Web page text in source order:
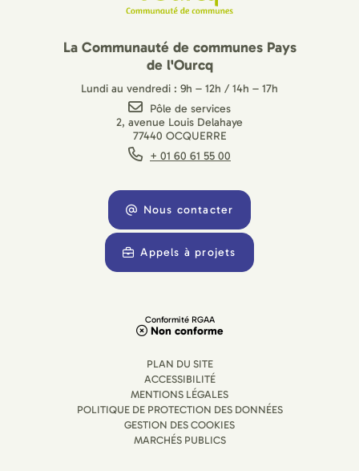
La Communauté de communes Pays
de l'Ourcq
Lundi au vendredi : 9h – 12h / 14h – 17h
Pôle de services
2, avenue Louis Delahaye
77440 OCQUERRE
+ 01 60 61 55 00
Nous contacter
Appels à projets
Conformité RGAA
Non conforme
PLAN DU SITE
ACCESSIBILITÉ
MENTIONS LÉGALES
POLITIQUE DE PROTECTION DES DONNÉES
GESTION DES COOKIES
MARCHÉS PUBLICS